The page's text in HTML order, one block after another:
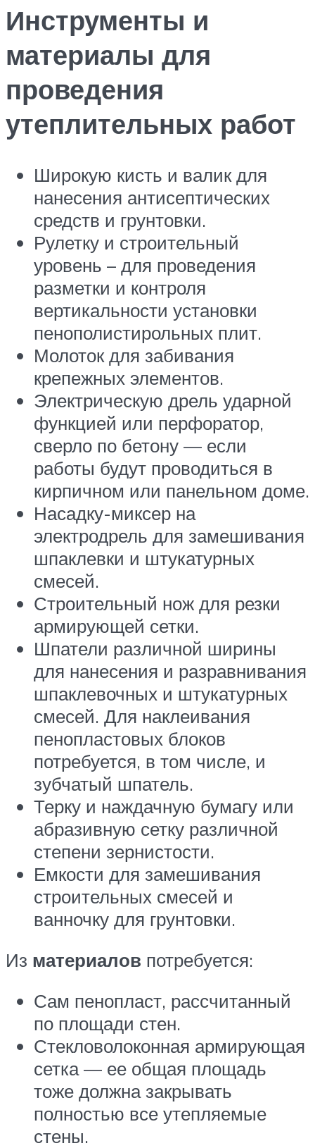
Инструменты и
материалы для
проведения
утеплительных работ
Широкую кисть и валик для
нанесения антисептических
средств и грунтовки.
Рулетку и строительный
уровень – для проведения
разметки и контроля
вертикальности установки
пенополистирольных плит.
Молоток для забивания
крепежных элементов.
Электрическую дрель ударной
функцией или перфоратор,
сверло по бетону — если
работы будут проводиться в
кирпичном или панельном доме.
Насадку-миксер на
электродрель для замешивания
шпаклевки и штукатурных
смесей.
Строительный нож для резки
армирующей сетки.
Шпатели различной ширины
для нанесения и разравнивания
шпаклевочных и штукатурных
смесей. Для наклеивания
пенопластовых блоков
потребуется, в том числе, и
зубчатый шпатель.
Терку и наждачную бумагу или
абразивную сетку различной
степени зернистости.
Емкости для замешивания
строительных смесей и
ванночку для грунтовки.
Из материалов потребуется:
Сам пенопласт, рассчитанный
по площади стен.
Стекловолоконная армирующая
сетка — ее общая площадь
тоже должна закрывать
полностью все утепляемые
стены.